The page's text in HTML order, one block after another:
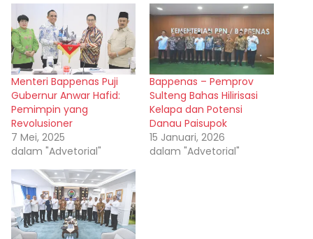
Menteri Bappenas Puji
Gubernur Anwar Hafid:
Pemimpin yang
Revolusioner
7 Mei, 2025
dalam "Advetorial"
Bappenas – Pemprov
Sulteng Bahas Hilirisasi
Kelapa dan Potensi
Danau Paisupok
15 Januari, 2026
dalam "Advetorial"